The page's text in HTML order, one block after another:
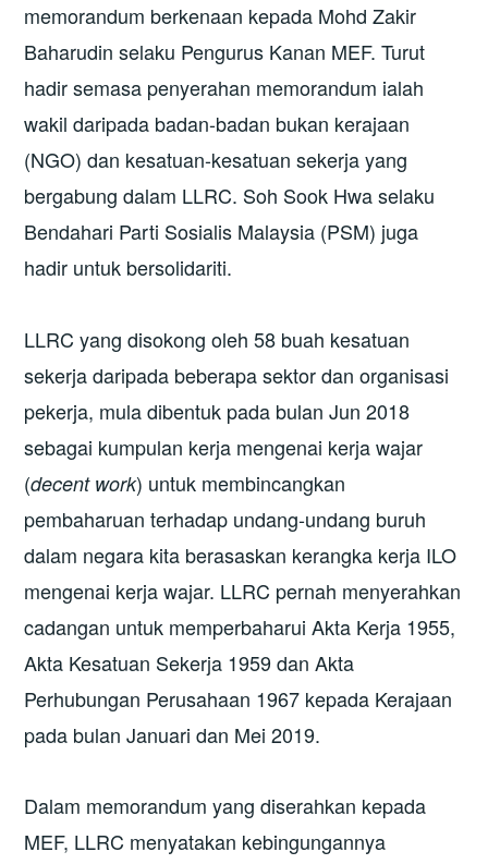
memorandum berkenaan kepada Mohd Zakir
Baharudin selaku Pengurus Kanan MEF. Turut
hadir semasa penyerahan memorandum ialah
wakil daripada badan-badan bukan kerajaan
(NGO) dan kesatuan-kesatuan sekerja yang
bergabung dalam LLRC. Soh Sook Hwa selaku
Bendahari Parti Sosialis Malaysia (PSM) juga
hadir untuk bersolidariti.
LLRC yang disokong oleh 58 buah kesatuan
sekerja daripada beberapa sektor dan organisasi
pekerja, mula dibentuk pada bulan Jun 2018
sebagai kumpulan kerja mengenai kerja wajar
(decent work) untuk membincangkan
pembaharuan terhadap undang-undang buruh
dalam negara kita berasaskan kerangka kerja ILO
mengenai kerja wajar. LLRC pernah menyerahkan
cadangan untuk memperbaharui Akta Kerja 1955,
Akta Kesatuan Sekerja 1959 dan Akta
Perhubungan Perusahaan 1967 kepada Kerajaan
pada bulan Januari dan Mei 2019.
Dalam memorandum yang diserahkan kepada
MEF, LLRC menyatakan kebingungannya